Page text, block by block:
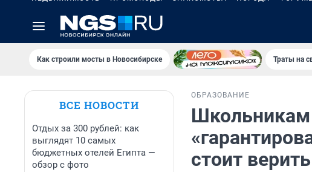
Как строили мосты в Новосибирске Траты на
ВСЕ НОВОСТИ
Отдых за 300 рублей: как
выглядят 10 самых
бюджетных отелей Египта —
обзор с фото
ОБРАЗОВАНИЕ
стоит верить